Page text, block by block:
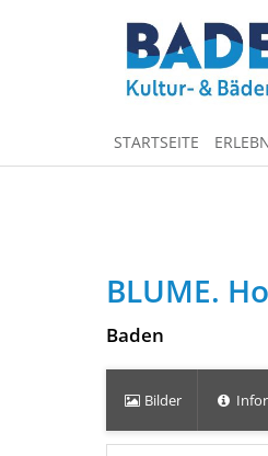
STARTSEITE
BLUME.
Baden
Bilder